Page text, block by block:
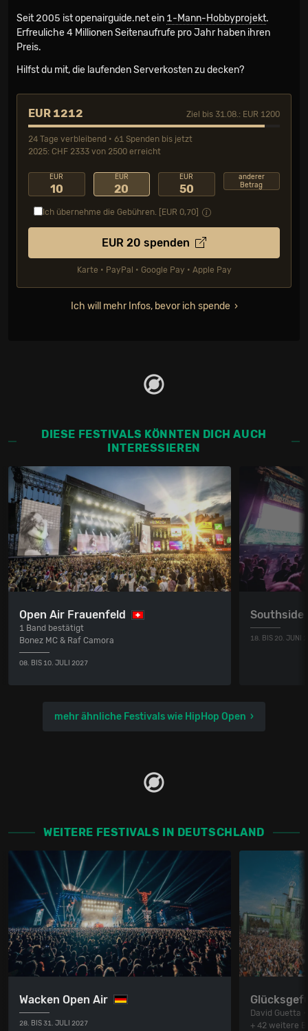
Seit 2005 ist openairguide.net ein 1-Mann-Hobbyprojekt.
Erfreuliche 4 Millionen Seiten­aufrufe pro Jahr haben ihren
Preis.
Hilfst du mit, die laufenden Serverkosten zu decken?
EUR 1212 Ziel bis 31.08.: EUR 1200
24 Tage verbleibend • 61 Spenden bis jetzt
2025: CHF 2333 von 2500 erreicht
EUR
10
EUR
20
EUR
50
anderer
Betrag
Ich übernehme die Gebühren. [EUR 0,70
EUR 20 spenden
Karte • PayPal • Google Pay • Apple Pay
Ich will mehr Infos, bevor ich spende
DIESE FESTIVALS KÖNNTEN DICH AUCH
INTERESSIEREN
Open Air Frauenfeld
1 Band bestätigt
Bonez MC & Raf Camora
08. BIS 10. JULI 2027
Southside
18. BIS 20. JUNI
mehr ähnliche Festivals wie HipHop Open
WEITERE FESTIVALS IN DEUTSCHLAND
Wacken Open Air
28. BIS 31. JULI 2027
David Guetta
+ 42 weitere